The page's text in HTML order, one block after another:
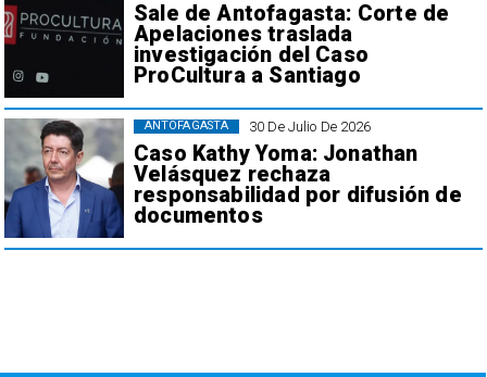
Sale de Antofagasta: Corte de
Apelaciones traslada
investigación del Caso
ProCultura a Santiago
30 De Julio De 2026
Caso Kathy Yoma: Jonathan
Velásquez rechaza
responsabilidad por difusión de
documentos
ANTOFAGASTA